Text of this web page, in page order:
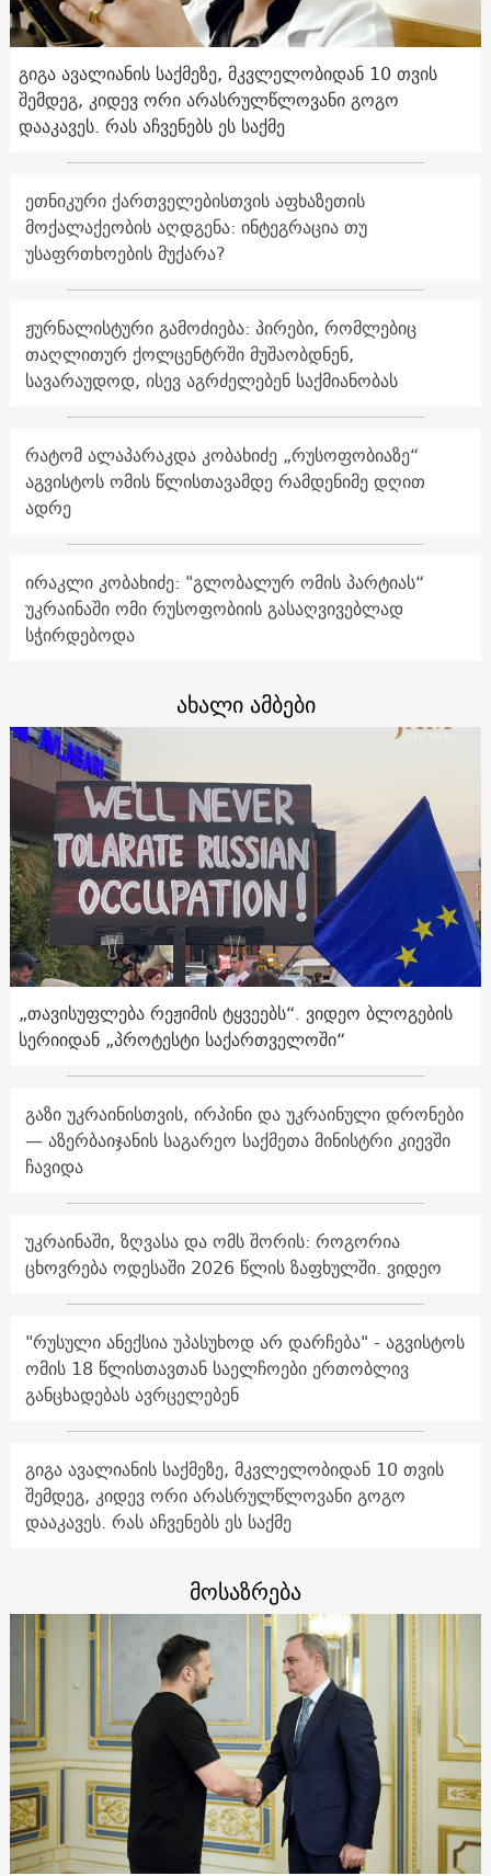
გიგა ავალიანის საქმეზე, მკვლელობიდან 10 თვის
შემდეგ, კიდევ ორი არასრულწლოვანი გოგო
დააკავეს. რას აჩვენებს ეს საქმე
ეთნიკური ქართველებისთვის აფხაზეთის
მოქალაქეობის აღდგენა: ინტეგრაცია თუ
უსაფრთხოების მუქარა?
ჟურნალისტური გამოძიება: პირები, რომლებიც
თაღლითურ ქოლცენტრში მუშაობდნენ,
სავარაუდოდ, ისევ აგრძელებენ საქმიანობას
რატომ ალაპარაკდა კობახიძე „რუსოფობიაზე“
აგვისტოს ომის წლისთავამდე რამდენიმე დღით
ადრე
ირაკლი კობახიძე: "გლობალურ ომის პარტიას“
უკრაინაში ომი რუსოფობიის გასაღვივებლად
სჭირდებოდა
ახალი ამბები
„თავისუფლება რეჟიმის ტყვეებს“. ვიდეო ბლოგების
სერიიდან „პროტესტი საქართველოში“
გაზი უკრაინისთვის, ირპინი და უკრაინული დრონები
— აზერბაიჯანის საგარეო საქმეთა მინისტრი კიევში
ჩავიდა
უკრაინაში, ზღვასა და ომს შორის: როგორია
ცხოვრება ოდესაში 2026 წლის ზაფხულში. ვიდეო
"რუსული ანექსია უპასუხოდ არ დარჩება" - აგვისტოს
ომის 18 წლისთავთან საელჩოები ერთობლივ
განცხადებას ავრცელებენ
გიგა ავალიანის საქმეზე, მკვლელობიდან 10 თვის
შემდეგ, კიდევ ორი არასრულწლოვანი გოგო
დააკავეს. რას აჩვენებს ეს საქმე
მოსაზრება